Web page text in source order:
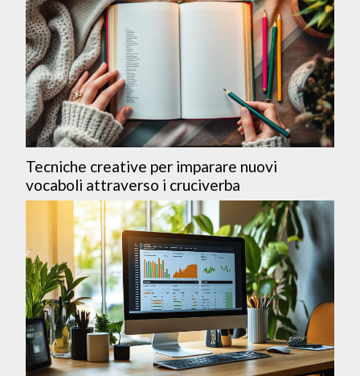
Tecniche creative per imparare nuovi
vocaboli attraverso i cruciverba